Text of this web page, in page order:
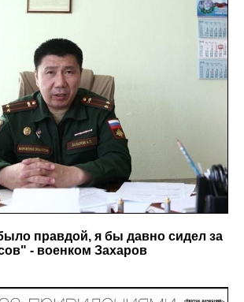
правдой, я бы давно сидел за
- военком Захаров